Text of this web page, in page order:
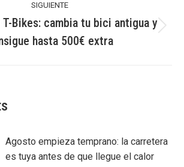
SIGUIENTE
siguiente:
T-Bikes: cambia tu bici antigua y
hasta 500€ extra
Agosto empieza temprano: la carretera
es tuya antes de que llegue el calor